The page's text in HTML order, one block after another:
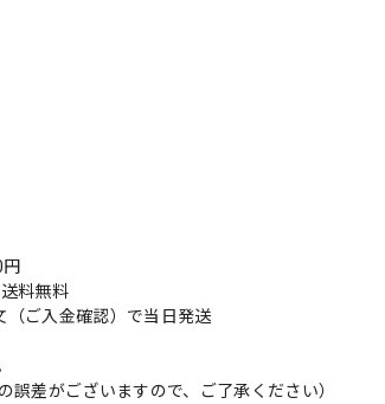
料無料
ご入金確認）で当日発送
誤差がございますので、ご了承ください）